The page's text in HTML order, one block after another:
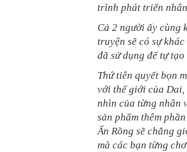
trình phát triển
Cả 2 người ấy cùng
truyện sẽ có sự
đã sử dụng để tự
Thứ tiên quyết bọn
với thế giới của Dai,
nhìn của từng nhân
sản phẩm thêm
Ấn Rồng sẽ chẳng
mà các bạn từng